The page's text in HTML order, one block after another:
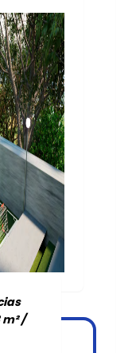
/